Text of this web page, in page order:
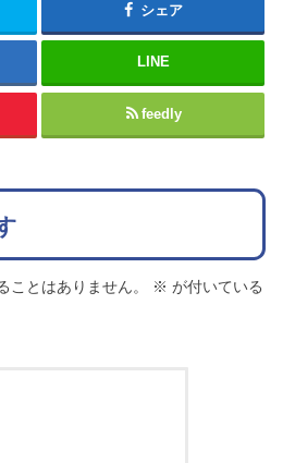
シェア
LINE
feedly
ことはありません。 ※ が付いている